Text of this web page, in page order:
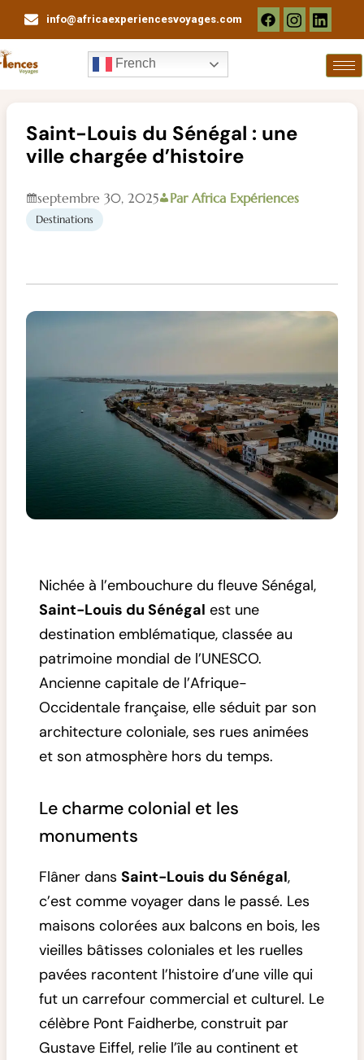
Aller
contenu
info@africaexperiencesvoyages.com
French
Saint-Louis du Sénégal : une
ville chargée d’histoire
septembre 30, 2025 Par Africa Expériences
Destinations
Nichée à l’embouchure du fleuve Sénégal,
Saint-Louis du Sénégal est une
destination emblématique, classée au
patrimoine mondial de l’UNESCO.
Ancienne capitale de l’Afrique-
Occidentale française, elle séduit par son
architecture coloniale, ses rues animées
et son atmosphère hors du temps.
Le charme colonial et les
monuments
Flâner dans Saint-Louis du Sénégal,
c’est comme voyager dans le passé. Les
maisons colorées aux balcons en bois, les
vieilles bâtisses coloniales et les ruelles
pavées racontent l’histoire d’une ville qui
fut un carrefour commercial et culturel. Le
célèbre Pont Faidherbe, construit par
Gustave Eiffel, relie l’île au continent et